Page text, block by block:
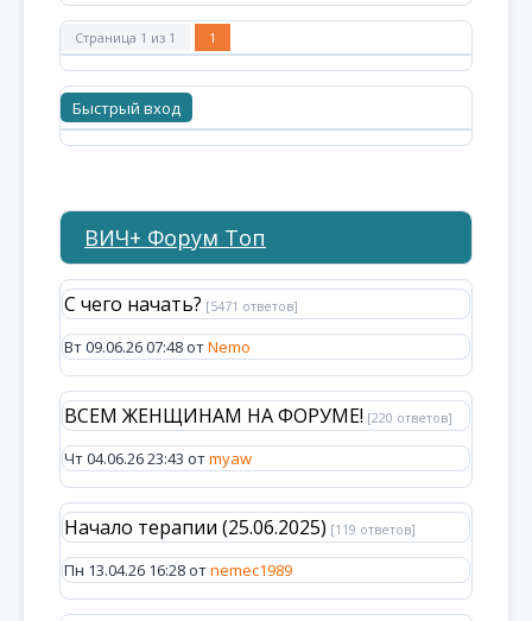
Страница 1 из 1 1
ВИЧ+ Форум Топ
С чего начать? [5471 ответов]
Вт 09.06.26 07:48 отNemo
ВСЕМ ЖЕНЩИНАМ НА ФОРУМЕ! [220 ответов]
Чт 04.06.26 23:43 отmyaw
Начало терапии (25.06.2025) [119 ответов]
Пн 13.04.26 16:28 отnemec1989